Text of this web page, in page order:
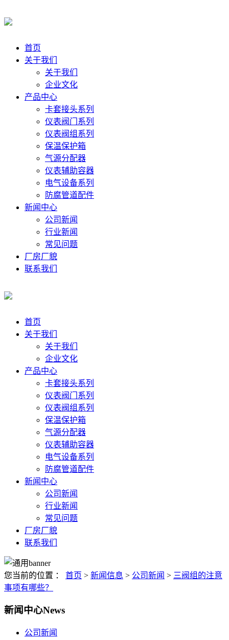
首页
关于我们
关于我们
企业文化
产品中心
卡套接头系列
仪表阀门系列
仪表阀组系列
保温保护箱
气源分配器
仪表辅助容器
电气设备系列
防腐管道配件
新闻中心
公司新闻
行业新闻
常见问题
厂房厂貌
联系我们
首页
关于我们
关于我们
企业文化
产品中心
卡套接头系列
仪表阀门系列
仪表阀组系列
保温保护箱
气源分配器
仪表辅助容器
电气设备系列
防腐管道配件
新闻中心
公司新闻
行业新闻
常见问题
厂房厂貌
联系我们
您当前的位置 ： 首页 > 新闻信息 > 公司新闻 > 三阀组的注意
事项有哪些？
新闻中心News
公司新闻